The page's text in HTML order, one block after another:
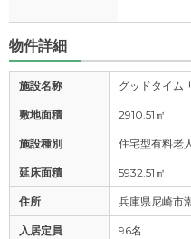
物件詳細
施設名称 グッドタイム
敷地面積 2910.51㎡
施設種別 住宅型有料老
延床面積 5932.51㎡
住所 兵庫県尼崎市
入居定員 96名